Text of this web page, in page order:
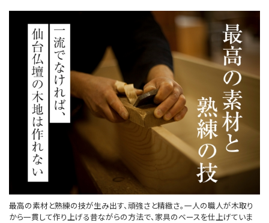
最高の素材と熟練の技が生み出す、頑強さと精緻さ。一人の職人が木取り
から一貫して作り上げる昔ながらの方法で、家具のベースを仕上げていま